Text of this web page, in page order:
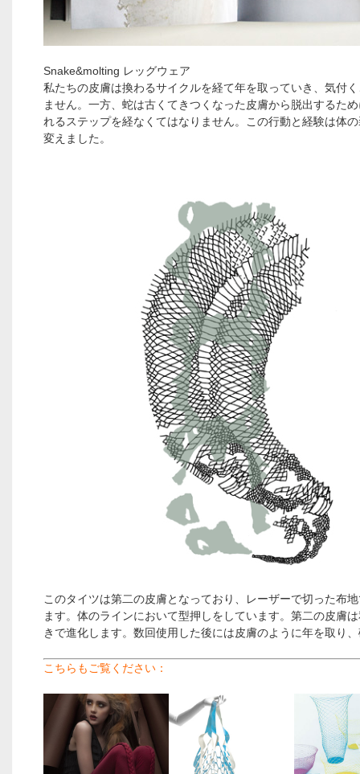
Snake&molting レッグウェア
私たちの皮膚は換わるサイクルを経て年を取っていき、気付
ません。一方、蛇は古くてきつくなった皮膚から脱出するた
れるステップを経なくてはなりません。この行動と経験は体
変えました。
このタイツは第二の皮膚となっており、レーザーで切った布
ます。体のラインにおいて型押しをしています。第二の皮膚
きで進化します。数回使用した後には皮膚のように年を取り
こちらもご覧ください：